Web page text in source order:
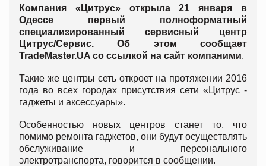
Компания «Цитрус» открыла 21 января в
Одессе первый полноформатный
специализированный сервисный центр
Цитрус/Сервис. Об этом сообщает
TradeMaster.UA со ссылкой на сайт компаними.
Такие же центры сеть откроет на протяжении 2016
года во всех городах присутствия сети «Цитрус -
гаджеты и аксессуары».
Особенностью новых центров станет то, что
помимо ремонта гаджетов, они будут осуществлять
обслуживание и персонального
электротранспорта, говорится в сообщении.